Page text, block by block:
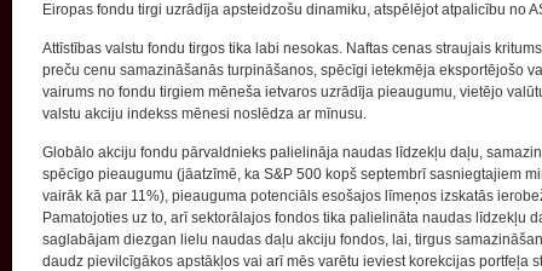
Eiropas fondu tirgi uzrādīja apsteidzošu dinamiku, atspēlējot atpalicību no
Attīstības valstu fondu tirgos tika labi nesokas. Naftas cenas straujais
preču cenu samazināšanās turpināšanos, spēcīgi ietekmēja eksportējošo
vairums no fondu tirgiem mēneša ietvaros uzrādīja pieaugumu, vietējo
valstu akciju indekss mēnesi noslēdza ar mīnusu.
Globālo akciju fondu pārvaldnieks palielināja naudas līdzekļu daļu,
spēcīgo pieaugumu (jāatzīmē, ka S&P 500 kopš septembrī sasniegtajiem
vairāk kā par 11%), pieauguma potenciāls esošajos līmeņos izskatās
Pamatojoties uz to, arī sektorālajos fondos tika palielināta naudas līdzekļu
saglabājam diezgan lielu naudas daļu akciju fondos, lai, tirgus
daudz pievilcīgākos apstākļos vai arī mēs varētu ieviest korekcijas portfeļa